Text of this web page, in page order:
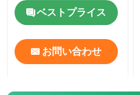
ベストプライス
お問い合わせ